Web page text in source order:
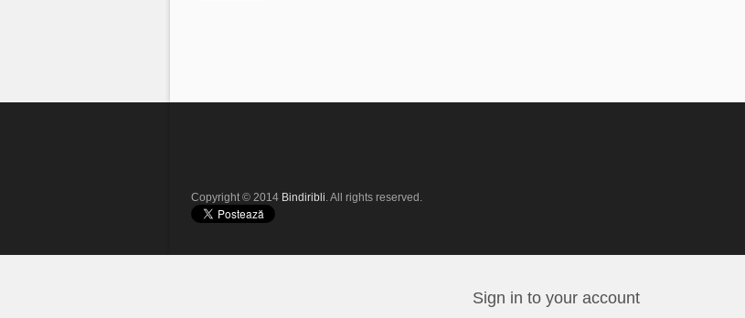
Copyright © 2014 Bindiribli. All rights reserved.
Sign in to your account